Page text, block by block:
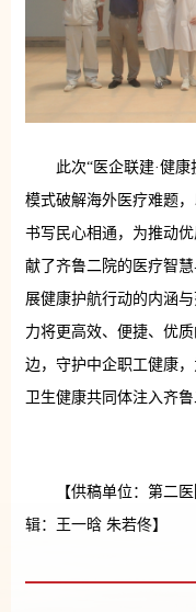
此次“医企联建·健
模式破解海外医疗难题
书写民心相通，为推动
献了齐鲁二院的医疗智
展健康护航行动的内涵
力将更高效、便捷、优
边，守护中企职工健康
卫生健康共同体注入齐鲁
【供稿单位：第
辑：王一晗 朱若佟】